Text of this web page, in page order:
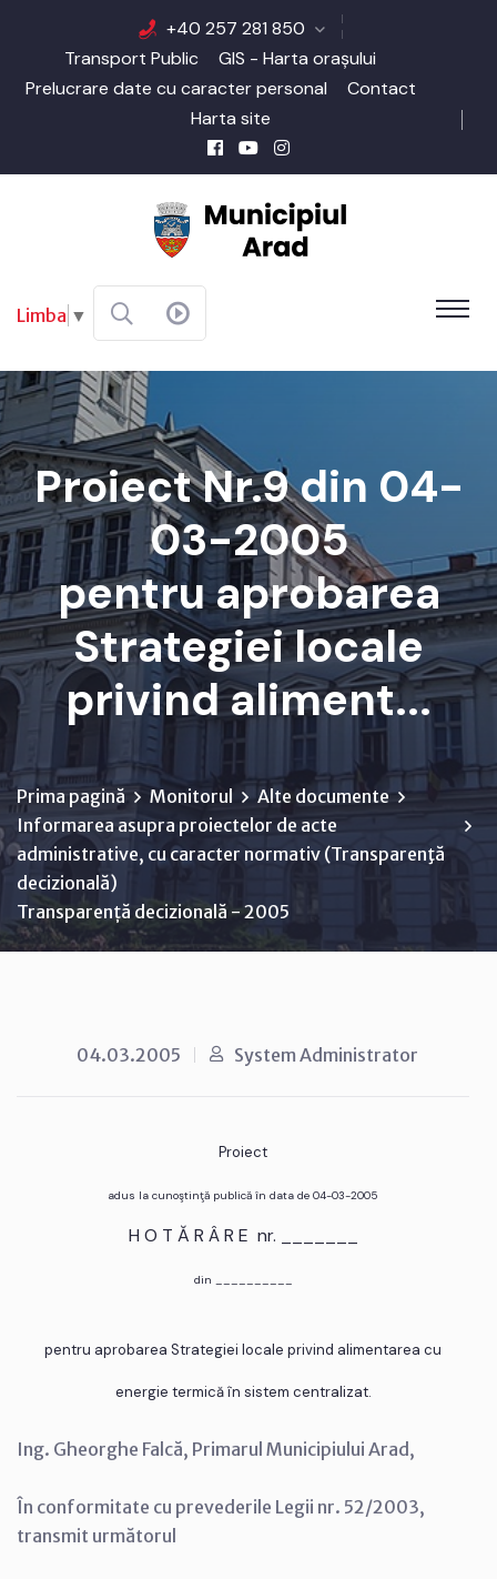
+40 257 281 850
Transport Public
GIS - Harta orașului
Prelucrare date cu caracter personal
Contact
Harta site
Limba ▼
Proiect Nr.9 din 04-
03-2005
pentru aprobarea
Strategiei locale
privind aliment...
Prima pagină Monitorul
Alte documente
Informarea asupra proiectelor de acte
administrative, cu caracter normativ (Transparenţă
decizională)
Transparență decizională - 2005
04.03.2005 System Administrator
Proiect
adus la cunoştinţă publică în data de 04-03-2005
H O T Ă R Â R E nr. _______
din __________
pentru aprobarea Strategiei locale privind alimentarea cu
energie termică în sistem centralizat.
Ing. Gheorghe Falcă, Primarul Municipiului Arad,
În conformitate cu prevederile Legii nr. 52/2003,
transmit următorul